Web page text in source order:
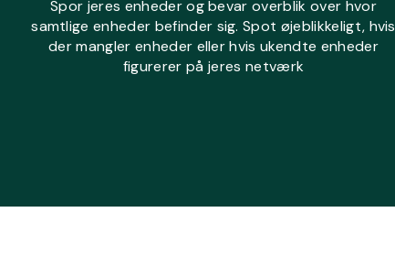
Spor jeres enheder og bevar overblik over hvor
samtlige enheder befinder sig. Spot øjeblikkeligt, hvis
der mangler enheder eller hvis ukendte enheder
figurerer på jeres netværk